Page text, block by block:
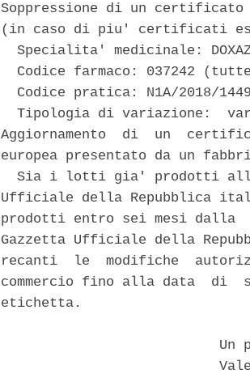
Soppressione di un certificato
(in caso di piu' certificati
Specialita' medicinale:
Codice farmaco: 037242
Codice pratica: N1A/2018/
Tipologia di variazione:
Aggiornamento  di  un
europea presentato da un
Sia i lotti gia' prodotti
Ufficiale della Repubblica
prodotti entro sei mesi dalla
Gazzetta Ufficiale della
recanti  le  modifiche
commercio fino alla data  di
etichetta.
Un